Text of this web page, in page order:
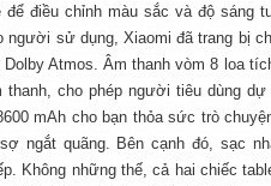
để điều chỉnh màu sắc và độ
người sử dụng, Xiaomi đã trang bị
Dolby Atmos. Âm thanh vòm 8 loa
cho phép người tiêu dùngdự
mAh cho bạn thỏa sức trò
ngắt quãng. Bên cạnh đó, sạc
. Không những thế, cả hai chiếc